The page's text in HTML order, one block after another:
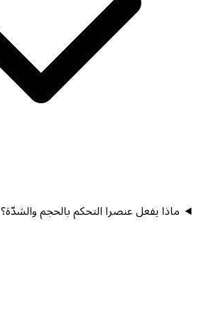
ماذا يفعل عنصرا التحكم بالحجم والشدّة؟